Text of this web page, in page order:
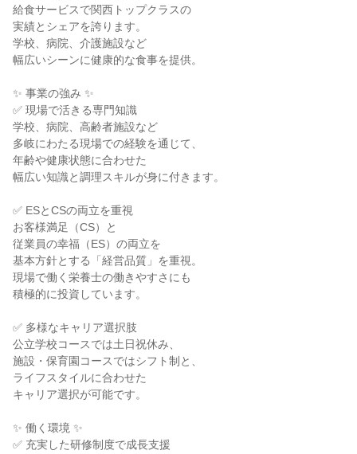
給食サービスで関西トップクラスの
実績とシェアを誇ります。
学校、病院、介護施設など
幅広いシーンに健康的な食事を提供。
✨ 事業の強み ✨
✅ 現場で活きる専門知識
学校、病院、高齢者施設など
多岐にわたる現場での経験を通じて、
年齢や健康状態に合わせた
幅広い知識と調理スキルが身に付きます。
✅ ESとCSの両立を重視
お客様満足（CS）と
従業員の幸福（ES）の両立を
基本方針とする「経営品質」を重視。
現場で働く栄養士の働きやすさにも
積極的に投資しています。
✅ 多様なキャリア選択肢
公立学校コースでは土日祝休み、
施設・保育園コースではシフト制と、
ライフスタイルに合わせた
キャリア選択が可能です。
✨ 働く環境 ✨
✅ 充実した研修制度で成長支援